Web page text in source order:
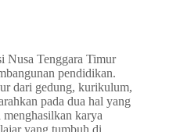
Nusa Tenggara Timur
pendidikan.
dari gedung, kurikulum,
pada dua hal yang
karya